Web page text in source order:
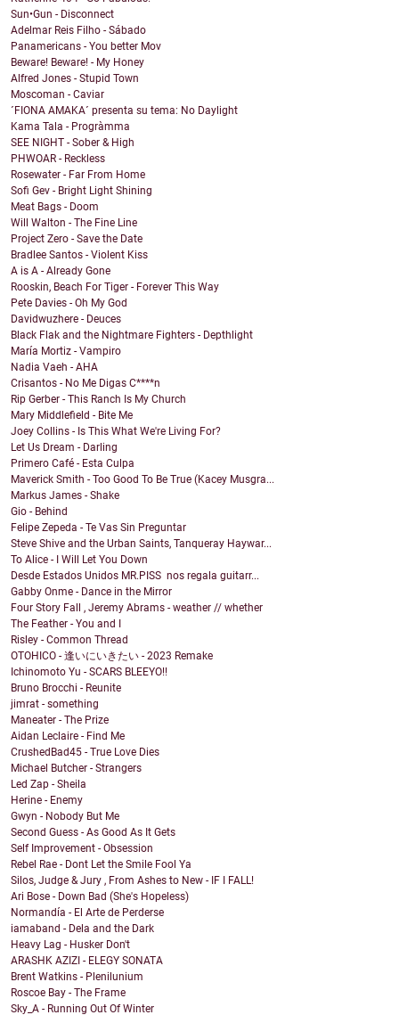
Sun•Gun - Disconnect
Adelmar Reis Filho - Sábado
Panamericans - You better Mov
Beware! Beware! - My Honey
Alfred Jones - Stupid Town
Moscoman - Caviar
´FIONA AMAKA´ presenta su tema: No Daylight
Kama Tala - Progràmma
SEE NIGHT - Sober & High
PHWOAR - Reckless
Rosewater - Far From Home
Sofi Gev - Bright Light Shining
Meat Bags - Doom
Will Walton - The Fine Line
Project Zero - Save the Date
Bradlee Santos - Violent Kiss
A is A - Already Gone
Rooskin, Beach For Tiger - Forever This Way
Pete Davies - Oh My God
Davidwuzhere - Deuces
Black Flak and the Nightmare Fighters - Depthlight
María Mortiz - Vampiro
Nadia Vaeh - AHA
Crisantos - No Me Digas C****n
Rip Gerber - This Ranch Is My Church
Mary Middlefield - Bite Me
Joey Collins - Is This What We're Living For?
Let Us Dream - Darling
Primero Café - Esta Culpa
Maverick Smith - Too Good To Be True (Kacey Musgra...
Markus James - Shake
Gio - Behind
Felipe Zepeda - Te Vas Sin Preguntar
Steve Shive and the Urban Saints, Tanqueray Haywar...
To Alice - I Will Let You Down
Desde Estados Unidos MR.PISS nos regala guitarr...
Gabby Onme - Dance in the Mirror
Four Story Fall , Jeremy Abrams - weather // whether
The Feather - You and I
Risley - Common Thread
OTOHICO - 逢いにいきたい - 2023 Remake
Ichinomoto Yu - SCARS BLEEYO!!
Bruno Brocchi - Reunite
jimrat - something
Maneater - The Prize
Aidan Leclaire - Find Me
CrushedBad45 - True Love Dies
Michael Butcher - Strangers
Led Zap - Sheila
Herine - Enemy
Gwyn - Nobody But Me
Second Guess - As Good As It Gets
Self Improvement - Obsession
Rebel Rae - Dont Let the Smile Fool Ya
Silos, Judge & Jury , From Ashes to New - IF I FALL!
Ari Bose - Down Bad (She's Hopeless)
Normandía - El Arte de Perderse
iamaband - Dela and the Dark
Heavy Lag - Husker Don't
ARASHK AZIZI - ELEGY SONATA
Brent Watkins - Plenilunium
Roscoe Bay - The Frame
Sky_A - Running Out Of Winter